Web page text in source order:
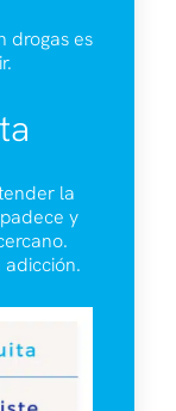
drogas es
la
y